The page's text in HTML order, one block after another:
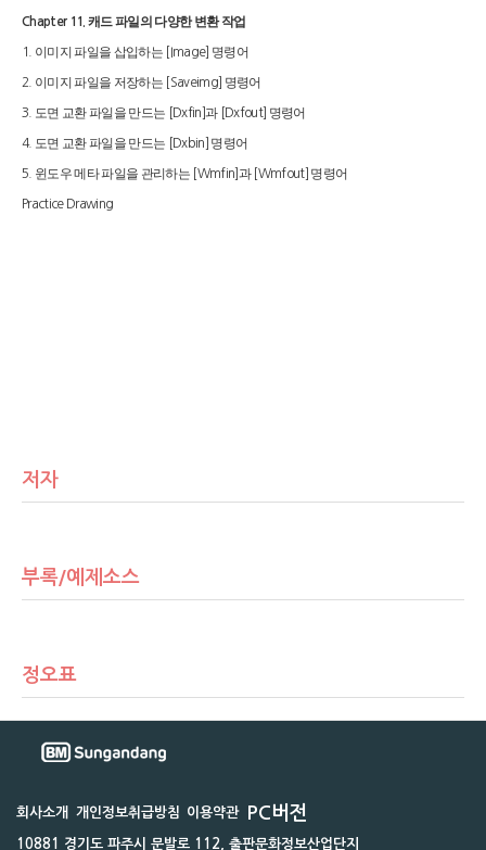
Chapter 11. 캐드 파일의 다양한 변환 작업
1. 이미지 파일을 삽입하는 [Image] 명령어
2. 이미지 파일을 저장하는 [Saveimg] 명령어
3. 도면 교환 파일을 만드는 [Dxfin]과 [Dxfout] 명령어
4. 도면 교환 파일을 만드는 [Dxbin] 명령어
5. 윈도우 메타 파일을 관리하는 [Wmfin] 과 [Wmfout] 명령어
Practice Drawing
저자
부록/예제소스
정오표
회사소개 개인정보취급방침 이용약관 PC버전
10881 경기도 파주시 문발로 112, 출판문화정보산업단지